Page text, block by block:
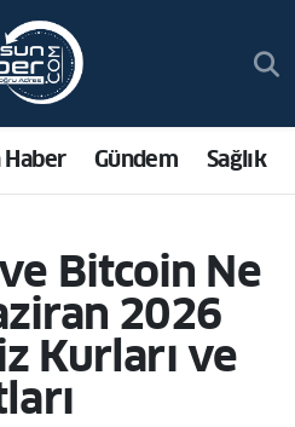
Haber Gündem Sağlık
Bitcoin Ne
2026
Kurları ve
ve Fikstür